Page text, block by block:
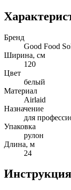
Бренд
Good Food
Ширина, см
120
Цвет
белый
Материал
Airlaid
Назначение
для
Упаковка
рулон
Длина, м
24